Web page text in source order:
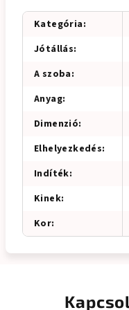
Kategória:
Jótállás:
A szoba:
Anyag:
Dimenzió:
Elhelyezkedés:
Indíték:
Kinek:
Kor: